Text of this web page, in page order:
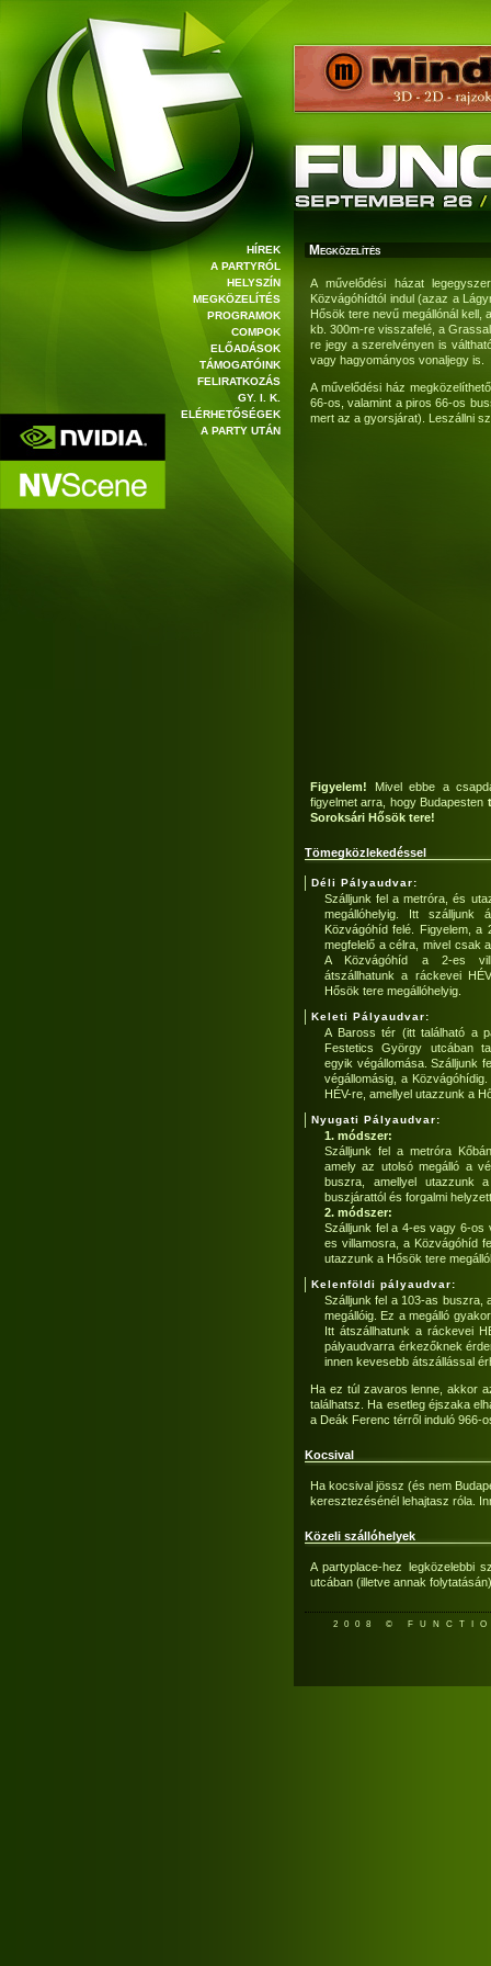
HÍREK
A PARTYRÓL
HELYSZÍN
MEGKÖZELÍTÉS
PROGRAMOK
COMPOK
ELŐADÁSOK
TÁMOGATÓINK
FELIRATKOZÁS
GY. I. K.
ELÉRHETŐSÉGEK
A PARTY UTÁN
Megközelítés
A művelődési házat
Közvágóhídtól indul (azaz a
Hősök tere nevű megállónál kell,
kb. 300m-re visszafelé, a
re jegy a szerelvényen is
vagy hagyományos vonaljegy is.
A művelődési ház
66-os, valamint a piros 66-os
mert az a gyorsjárat). Leszállni
Figyelem! Mivel ebbe a
figyelmet arra, hogy Budapesten
Soroksári Hősök tere!
Tömegközlekedéssel
Déli Pályaudvar:
Szálljunk fel a metróra, és
megállóhelyig. Itt
Közvágóhíd felé. Figyelem, a
megfelelő a célra, mivel csak
A Közvágóhíd a 2-es
átszállhatunk a ráckevei
Hősök tere megállóhelyig.
Keleti Pályaudvar:
A Baross tér (itt található a
Festetics György utcában
egyik végállomása. Szálljunk
végállomásig, a
HÉV-re, amellyel utazzunk a
Nyugati Pályaudvar:
1. módszer:
Szálljunk fel a metróra
amely az utolsó megálló a
buszra, amellyel utazzunk
buszjárattól és forgalmi
2. módszer:
Szálljunk fel a 4-es vagy 6-os
es villamosra, a Közvágóhíd
utazzunk a Hősök tere
Kelenföldi pályaudvar:
Szálljunk fel a 103-as buszra,
megállóig. Ez a megálló
Itt átszállhatunk a ráckevei
pályaudvarra érkezőknek
innen kevesebb átszállással
Ha ez túl zavaros lenne, akkor
találhatsz. Ha esetleg éjszaka
a Deák Ferenc térről induló 966-
Kocsival
Ha kocsival jössz (és nem
keresztezésénél lehajtasz róla.
Közeli szállóhelyek
A partyplace-hez legközelebbi
utcában (illetve annak
2008 ©